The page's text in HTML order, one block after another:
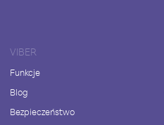
VIBER
Funkcje
Blog
Bezpieczeństwo